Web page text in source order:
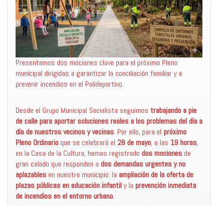
Presentamos dos mociones clave para el próximo Pleno
municipal dirigidas a garantizar la conciliación familiar y a
prevenir incendios en el Polideportivo.
Desde el Grupo Municipal Socialista seguimos trabajando a pie
de calle para aportar soluciones reales a los problemas del día a
día de nuestros vecinos y vecinas. Por ello, para el próximo
Pleno Ordinario que se celebrará el 28 de mayo, a las 19 horas,
en la Casa de la Cultura, hemos registrado dos mociones de
gran calado que responden a dos demandas urgentes y no
aplazables en nuestro municipio: la ampliación de la oferta de
plazas públicas en educación infantily la prevención inmediata
de incendios en el entorno urbano.